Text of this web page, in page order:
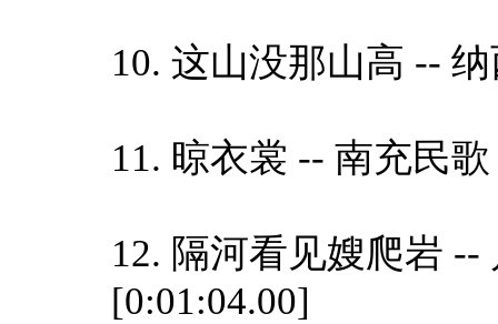
10. 这山没那山高 --
11. 晾衣裳 -- 南充民
12. 隔河看见嫂爬岩
[0:01:04.00]